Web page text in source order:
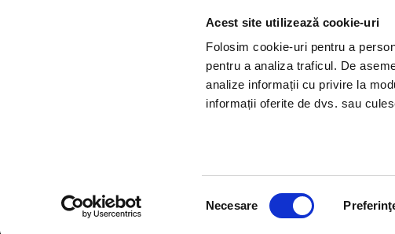
Acest site utilizează cookie-uri
Folosim cookie-uri pentru a
pentru a analiza traficul. De
analize informații cu privire la
informații oferite de dvs. sau
consimțământului
Necesare
Calendarul evenimentelor
Bilete.ro
A.N.P.C.
O.D.R.